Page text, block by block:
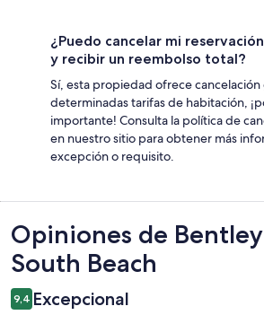
¿Puedo cancelar mi
y recibir un reembolso total?
Sí, esta propiedad ofrece
determinadas tarifas de habitación,
importante! Consulta la política de
en nuestro sitio para obtener más
excepción o requisito.
Opiniones
Opiniones de
South Beach
9,4 Excepcional